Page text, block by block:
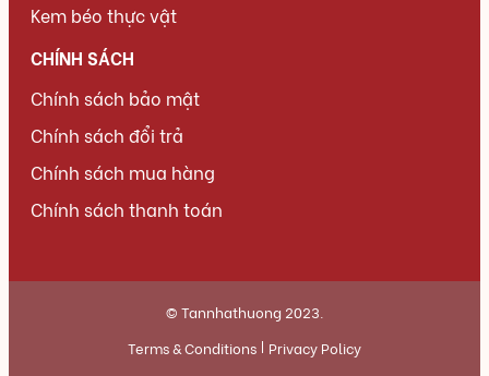
Kem béo thực vật
CHÍNH SÁCH
Chính sách bảo mật
Chính sách đổi trả
Chính sách mua hàng
Chính sách thanh toán
© Tannhathuong 2023.
Terms & Conditions
Privacy Policy